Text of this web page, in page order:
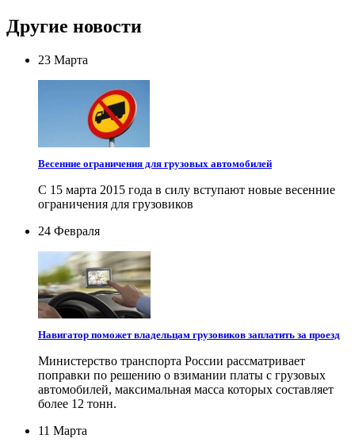
Другие новости
23 Марта
Весенние ограничения для грузовых автомобилей
С 15 марта 2015 года в силу вступают новые весенние
ограничения для грузовиков
24 Февраля
Навигатор поможет владельцам грузовиков заплатить за проезд
Министерство транспорта России рассматривает
поправки по решению о взимании платы с грузовых
автомобилей, максимальная масса которых составляет
более 12 тонн.
11 Марта